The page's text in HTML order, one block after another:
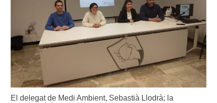
El delegat de Medi Ambient, Sebastià Llodrà; la